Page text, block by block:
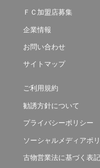
ＦＣ加盟店募集
企業情報
お問い合わせ
サイトマップ
ご利用規約
勧誘方針について
プライバシーポリシー
ソーシャルメディアポ
古物営業法に基づく表記